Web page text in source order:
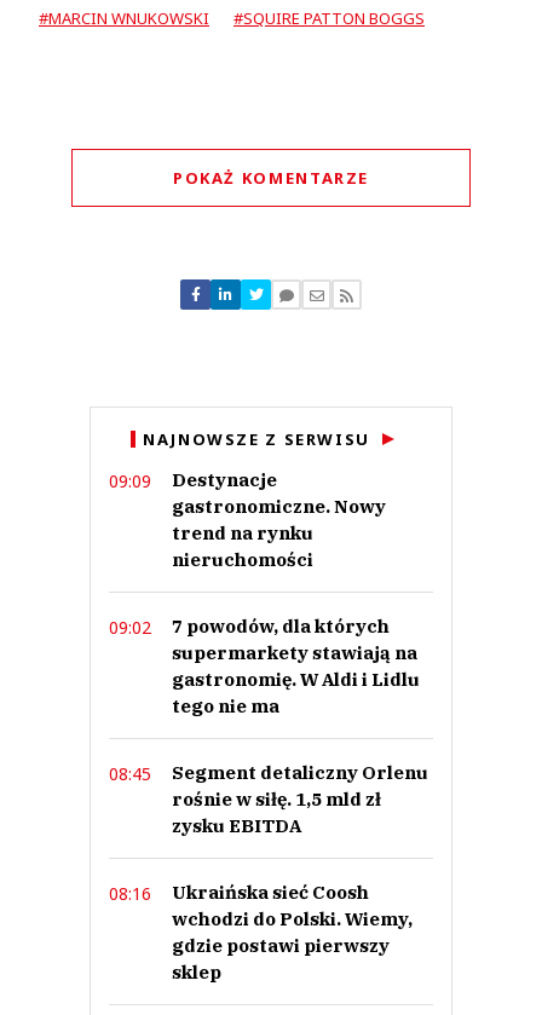
#MARCIN WNUKOWSKI
#SQUIRE PATTON BOGGS
POKAŻ KOMENTARZE
This comment was minimized by the moderator on the site
Ustawa jest niezbędna franczyzodawcy kpią sobie z franczyzobiorców a
przede wszystkim z Państwa polskiego wykorzystując zapisy
jednostronnych umów w stosunku do franczyzobiorców . Przykład
doskonały Intermarche zachęcam do przeglądania forów oraz...
Ustawa jest niezbędna franczyzodawcy kpią sobie z franczyzobiorców a
doskonały Intermarche zachęcam do przeglądania forów oraz poszukania
wideo o tym toksycznym biznesie . Obiecują ustnie a później uruchamiają
egzekucje ( weksle) i taka to jednostronna francuska przyjemność -
odradzam !!!
Czytaj całość
Odpowiedz
0
1
Nie znaleziono komentarzy
Zostaw swoje komentarze
Imię (Wymagane)
NAJNOWSZE Z SERWISU
09:09
Destynacje
gastronomiczne. Nowy
trend na rynku
nieruchomości
09:02
7 powodów, dla których
supermarkety stawiają na
gastronomię. W Aldi i Lidlu
tego nie ma
08:45
Segment detaliczny Orlenu
rośnie w siłę. 1,5 mld zł
zysku EBITDA
08:16
Ukraińska sieć Coosh
wchodzi do Polski. Wiemy,
gdzie postawi pierwszy
sklep